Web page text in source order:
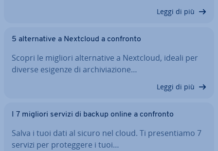
Leggi di più
5 al­ter­na­ti­ve a Nextcloud a confronto
Scopri le migliori al­ter­na­ti­ve a Nextcloud, ideali per
diverse esigenze di ar­chi­via­zio­ne…
Leggi di più
I 7 migliori servizi di backup online a confronto
Salva i tuoi dati al sicuro nel cloud. Ti pre­sen­tia­mo 7
servizi per pro­teg­ge­re i tuoi…